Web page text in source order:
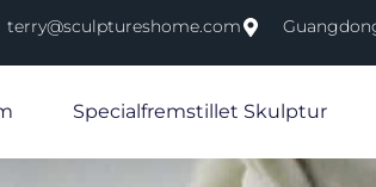
terry@sculptureshome.com
Specialfremstillet Skulptur